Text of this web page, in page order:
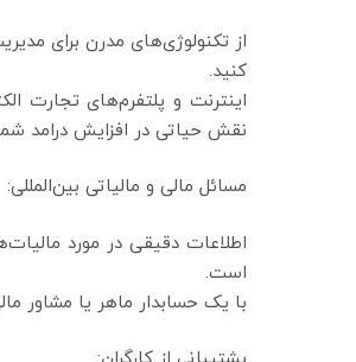
از تکنولوژی‌های مدرن برای
کنید.
اینترنت و پلتفرم‌های تجارت
نقش حیاتی در افزایش درامد
مسائل مالی و مالیاتی بین‌المللی:
اطلاعات دقیقی در مورد
است.
با یک حسابدار ماهر یا مشاور